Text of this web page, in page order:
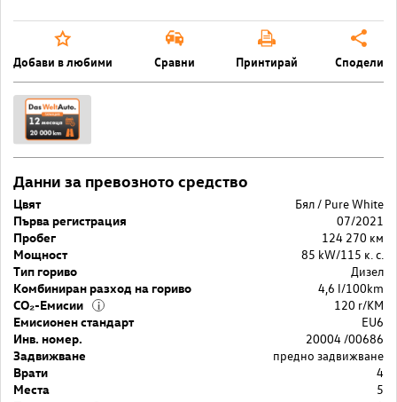
Добави в любими Сравни Принтирай Сподели
Данни за превозното средство
Цвят
Бял / Pure White
Първа регистрация
07/2021
Пробег
124 270 км
Мощност
85 kW/115 к. с.
Тип гориво
Дизел
Комбиниран разход на гориво
4,6 l/100km
CO₂-Емисии
i
120 r/KM
Емисионен стандарт
EU6
Инв. номер.
20004 /00686
Задвижване
предно задвижване
Врати
4
Места
5